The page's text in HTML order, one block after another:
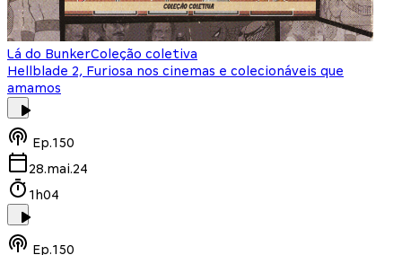
Lá do BunkerColeção coletiva
Hellblade 2, Furiosa nos cinemas e colecionáveis que
amamos
Ep.150
28.mai.24
1h04
Ep.150